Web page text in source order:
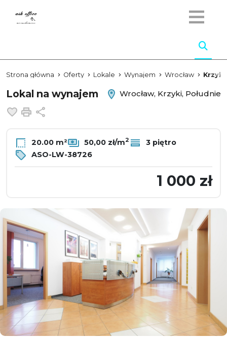
Strona główna Oferty Lokale Wynajem Wrocław Krzyki
Lokal na wynajem
Wrocław, Krzyki, Południe
Dodaj do ulubionych
Drukuj
20.00 m² 50,00 zł/m2
3 piętro
ASO-LW-38726
1 000 zł